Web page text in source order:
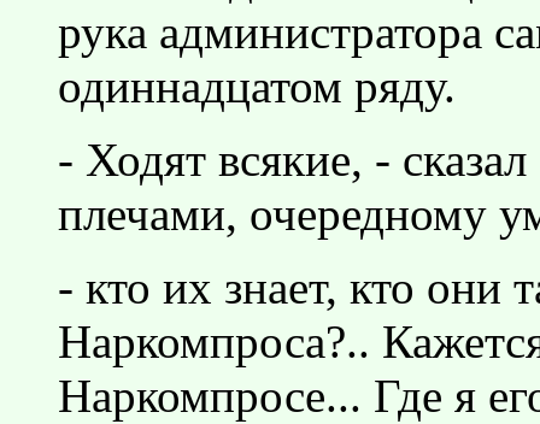
рука администратора
одиннадцатом ряду.
- Ходят всякие, -
плечами, очередному
- кто их знает, кто они
Наркомпроса?..
Наркомпросе... Где я